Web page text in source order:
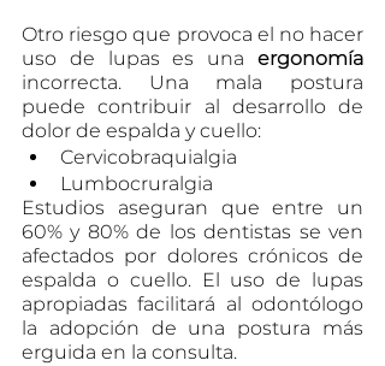
Otro riesgo que provoca el no hacer
uso de lupas es una
incorrecta. Una mala postura
puede contribuir al desarrollo de
dolor de espalda y cuello:
Cervicobraquialgia
Lumbocruralgia
Estudios aseguran que entre un
60% y 80% de los dentistas se ven
afectados por dolores crónicos de
espalda o cuello. El uso de lupas
apropiadas facilitará al odontólogo
la adopción de una postura más
erguida en la consulta.